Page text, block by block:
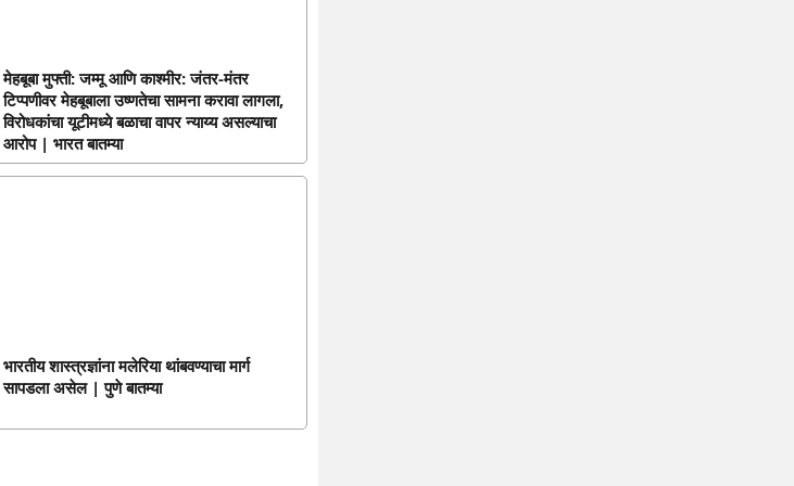
मेहबूबा मुफ्ती: जम्मू आणि काश्मीर: जंतर-मंतर
टिप्पणीवर मेहबूबाला उष्णतेचा सामना करावा लागला,
विरोधकांचा यूटीमध्ये बळाचा वापर न्याय्य असल्याचा
आरोप | भारत बातम्या
भारतीय शास्त्रज्ञांना मलेरिया थांबवण्याचा मार्ग
सापडला असेल | पुणे बातम्या